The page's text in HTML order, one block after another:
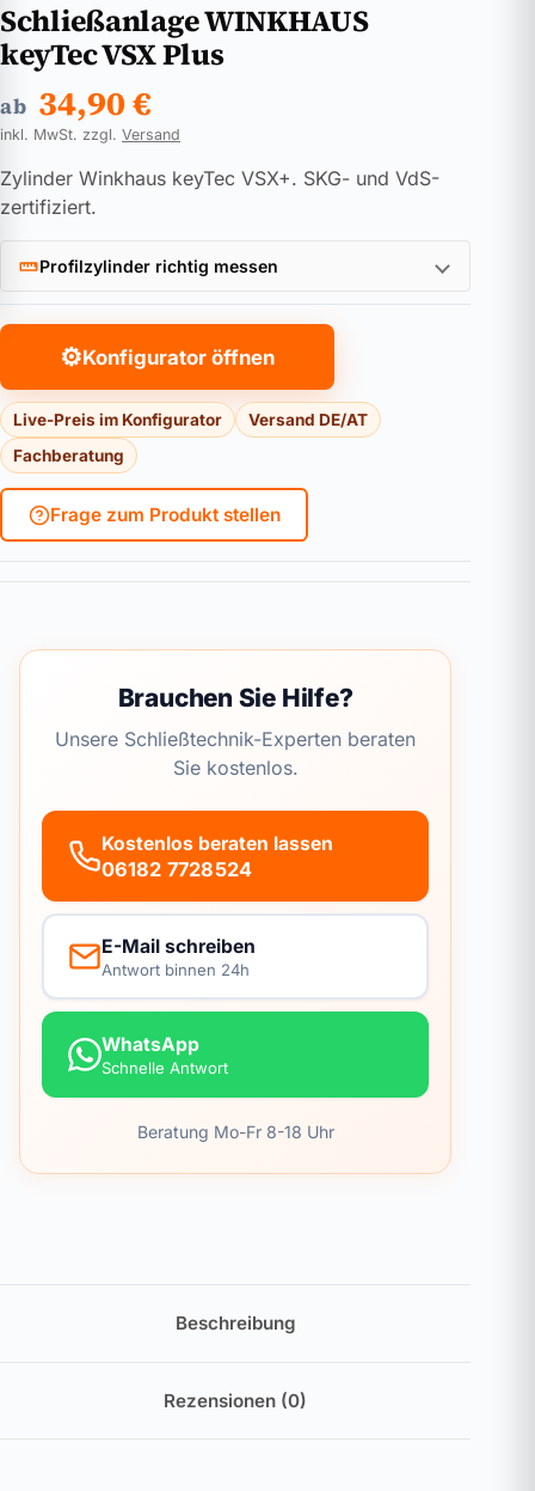
Schließanlage WINKHAUS
keyTec VSX Plus
ab 34,90€
inkl. MwSt. zzgl. Versand
Zylinder Winkhaus keyTec VSX+. SKG- und VdS-
zertifiziert.
Profilzylinder richtig messen
⚙Konfigurator öffnen
Live-Preis im Konfigurator
Versand DE/AT
Fachberatung
Frage zum Produkt stellen
Brauchen Sie Hilfe?
Unsere Schließtechnik-Experten beraten
Sie kostenlos.
Kostenlos beraten lassen
06182 7728524
E-Mail schreiben
Antwort binnen 24h
WhatsApp
Schnelle Antwort
Beratung Mo-Fr 8-18 Uhr
Beschreibung
Rezensionen (0)